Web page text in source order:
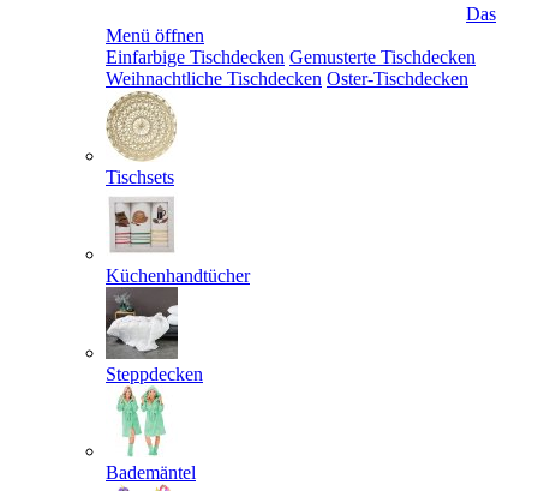
Das
Menü öffnen
Einfarbige Tischdecken Gemusterte Tischdecken
Weihnachtliche Tischdecken Oster-Tischdecken
Tischsets
Küchenhandtücher
Steppdecken
Bademäntel